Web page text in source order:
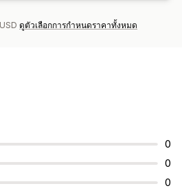
ดูตัวเลือกการกำหนดราคาทั้งหมด
0
0
0